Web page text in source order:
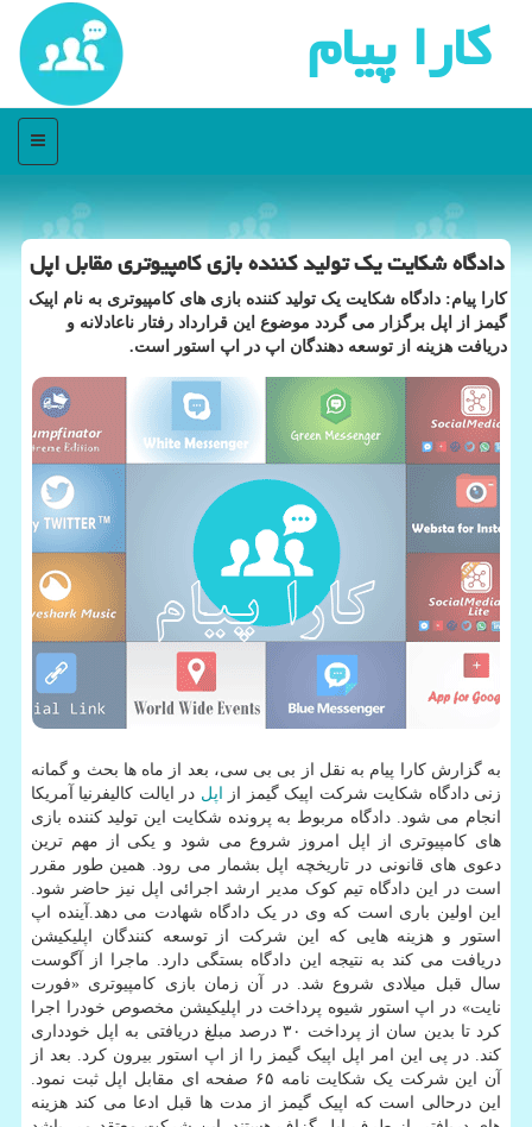
كارا پیام
منو
دادگاه شكایت یك تولید كننده بازی كامپیوتری مقابل اپل
کارا پیام: دادگاه شکایت یک تولید کننده بازی های کامپیوتری به نام اپیک
گیمز از اپل برگزار می گردد موضوع این قرارداد رفتار ناعادلانه و
دریافت هزینه از توسعه دهندگان اپ در اپ استور است.
به گزارش کارا پیام به نقل از بی بی سی، بعد از ماه ها بحث و گمانه
زنی دادگاه شکایت شرکت اپیک گیمز از
اپل در ایالت کالیفرنیا آمریکا
انجام می شود. دادگاه مربوط به پرونده شکایت این تولید کننده بازی
های کامپیوتری از اپل امروز شروع می شود و یکی از مهم ترین
دعوی های قانونی در تاریخچه اپل بشمار می رود. همین طور مقرر
است در این دادگاه تیم کوک مدیر ارشد اجرائی اپل نیز حاضر شود.
این اولین باری است که وی در یک دادگاه شهادت می دهد.آینده اپ
استور و هزینه هایی که این شرکت از توسعه کنندگان اپلیکیشن
دریافت می کند به نتیجه این دادگاه بستگی دارد. ماجرا از آگوست
سال قبل میلادی شروع شد. در آن زمان بازی کامپیوتری «فورت
نایت» در اپ استور شیوه پرداخت در اپلیکیشن مخصوص خودرا اجرا
کرد تا بدین سان از پرداخت ۳۰ درصد مبلغ دریافتی به اپل خودداری
کند. در پی این امر اپل اپیک گیمز را از اپ استور بیرون کرد. بعد از
آن این شرکت یک شکایت نامه ۶۵ صفحه ای مقابل اپل ثبت نمود.
این درحالی است که اپیک گیمز از مدت ها قبل ادعا می کند هزینه